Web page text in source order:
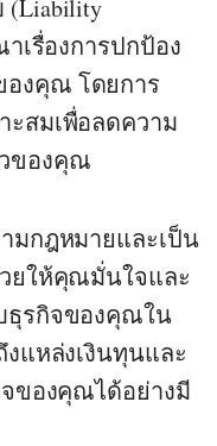
(Liability
เรื่องการปกป้อง
งคุณ โดยการ
ะสมเพื่อลดความ
ของคุณ
มกฎหมายและเป็น
ยให้คุณมั่นใจและ
ธุรกิจของคุณใน
แหล่งเงินทุนและ
ของคุณได้อย่างมี